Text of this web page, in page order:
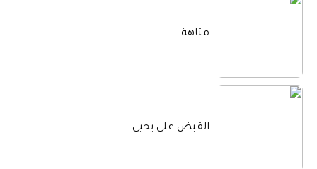
متاهة
القبض على يحيى